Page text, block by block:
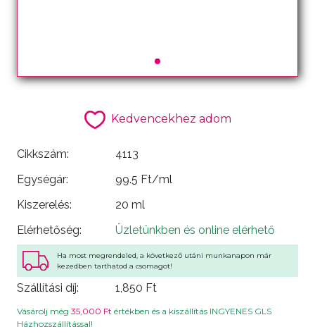
Kedvencekhez adom
Cikkszám:
4113
Egységár:
99.5 Ft/ml
Kiszerelés:
20 ml
Elérhetőség:
Üzletünkben és online elérhető
Ha most megrendeled, a következő utáni munkanapon már
kezedben tarthatod a csomagot!
Szállítási díj: 1,850 Ft
Vásárolj még 35,000 Ft értékben és a kiszállítás INGYENES GLS
Házhozszállítással!